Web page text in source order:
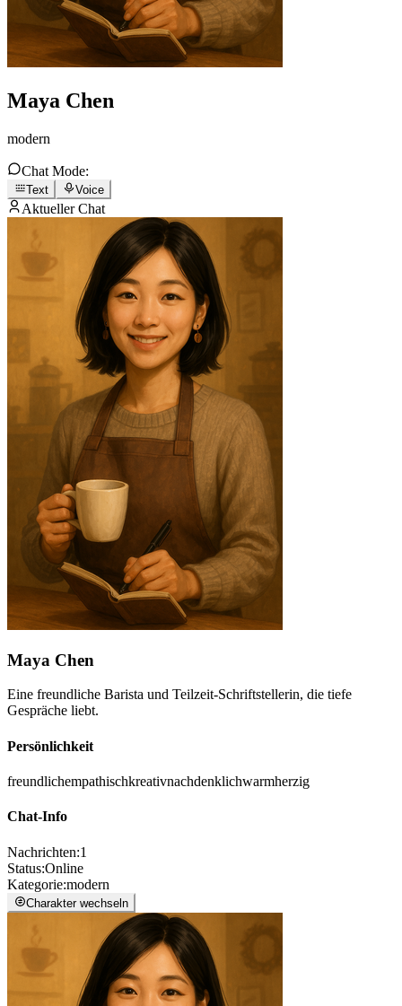
Maya Chen
modern
Chat Mode:
Text Voice
Aktueller Chat
Maya Chen
Eine freundliche Barista und Teilzeit-Schriftstellerin, die tiefe
Gespräche liebt.
Persönlichkeit
freundlichempathischkreativnachdenklichwarmherzig
Chat-Info
Nachrichten:1
Status:Online
Kategorie:modern
Charakter wechseln